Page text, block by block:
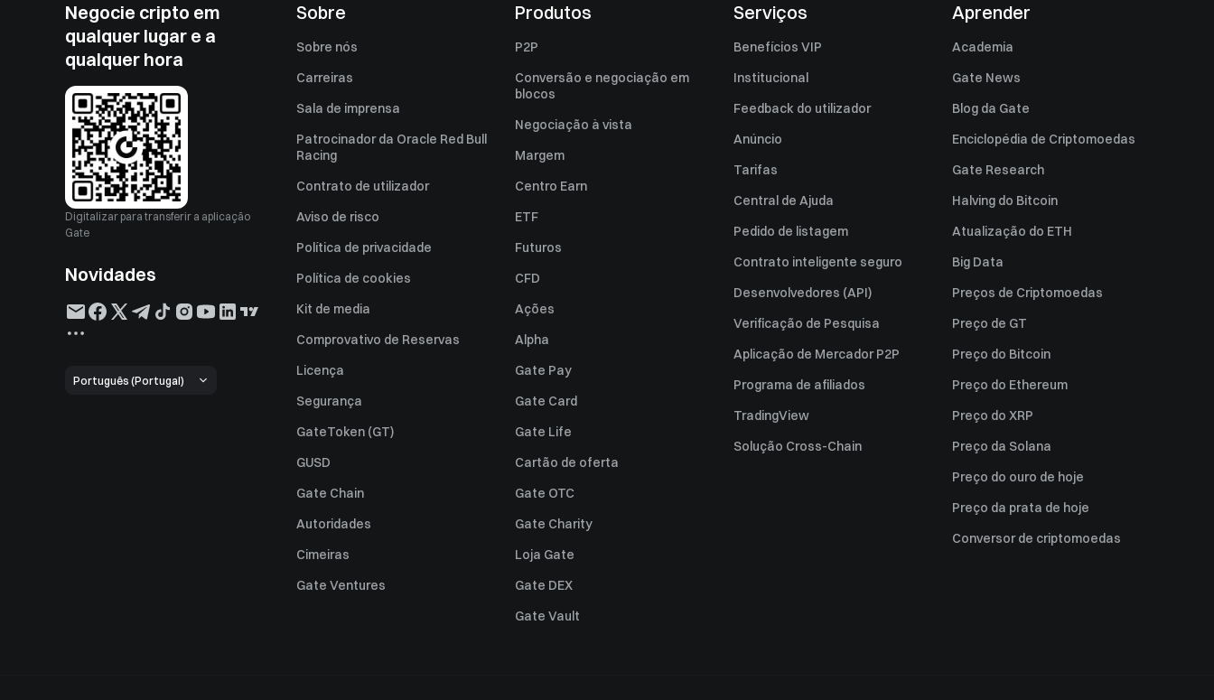
Negocie cripto em
qualquer lugar e a
qualquer hora
Digitalizar para transferir a aplicação
Gate
Novidades
Português (Portugal)
Sobre
Sobre nós
Carreiras
Sala de imprensa
Patrocinador da Oracle Red Bull
Racing
Contrato de utilizador
Aviso de risco
Política de privacidade
Política de cookies
Kit de media
Comprovativo de Reservas
Licença
Segurança
GateToken (GT)
GUSD
Gate Chain
Autoridades
Cimeiras
Gate Ventures
Produtos
P2P
Conversão e negociação em
blocos
Negociação à vista
Margem
Centro Earn
ETF
Futuros
CFD
Ações
Alpha
Gate Pay
Gate Card
Gate Life
Cartão de oferta
Gate OTC
Gate Charity
Loja Gate
Gate DEX
Gate Vault
Serviços
Benefícios VIP
Institucional
Feedback do utilizador
Anúncio
Tarifas
Central de Ajuda
Pedido de listagem
Contrato inteligente seguro
Desenvolvedores (API)
Verificação de Pesquisa
Aplicação de Mercador P2P
Programa de afiliados
TradingView
Solução Cross-Chain
Aprender
Academia
Gate News
Blog da Gate
Enciclopédia de Criptomoedas
Gate Research
Halving do Bitcoin
Atualização do ETH
Big Data
Preços de Criptomoedas
Preço de GT
Preço do Bitcoin
Preço do Ethereum
Preço do XRP
Preço da Solana
Preço do ouro de hoje
Preço da prata de hoje
Conversor de criptomoedas